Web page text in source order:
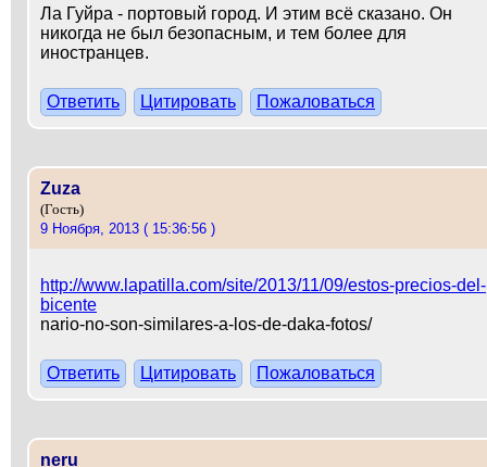
Ла Гуйра - портовый город. И этим всё сказано. Он
никогда не был безопасным, и тем более для
иностранцев.
Ответить Цитировать Пожаловаться
Zuza
(Гость)
9 Ноября, 2013 ( 15:36:56 )
http://www.lapatilla.com/site/2013/11/09/estos-precios-del-
bicente
nario-no-son-similares-a-los-de-daka-fotos/
Ответить Цитировать Пожаловаться
neru